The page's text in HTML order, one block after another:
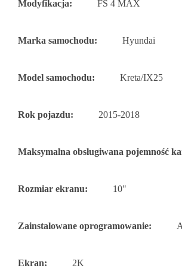
Modyfikacja: FS 4 MAX
Marka samochodu: Hyundai
Model samochodu: Kreta/IX25
Rok pojazdu: 2015-2018
Maksymalna obsługiwana pojemność
Rozmiar ekranu: 10"
Zainstalowane oprogramowanie:
Ekran: 2K